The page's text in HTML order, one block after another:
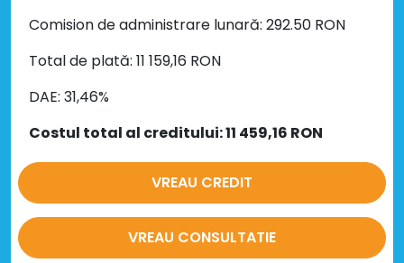
Comision de administrare lunară: 292.50 RON
Total de plată: 11 159,16 RON
DAE: 31,46%
Costul total al creditului: 11 459,16 RON
VREAU CREDIT
VREAU CONSULTATIE